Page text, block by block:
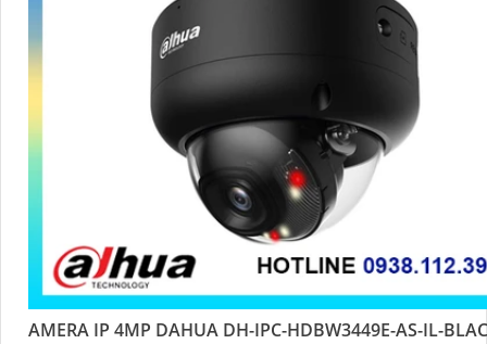
AMERA IP 4MP DAHUA DH-IPC-HDBW3449E-AS-IL-